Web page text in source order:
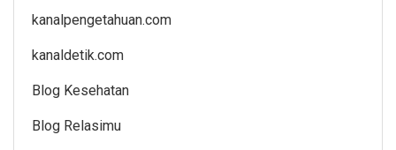
kanalpengetahuan.com
kanaldetik.com
Blog Kesehatan
Blog Relasimu